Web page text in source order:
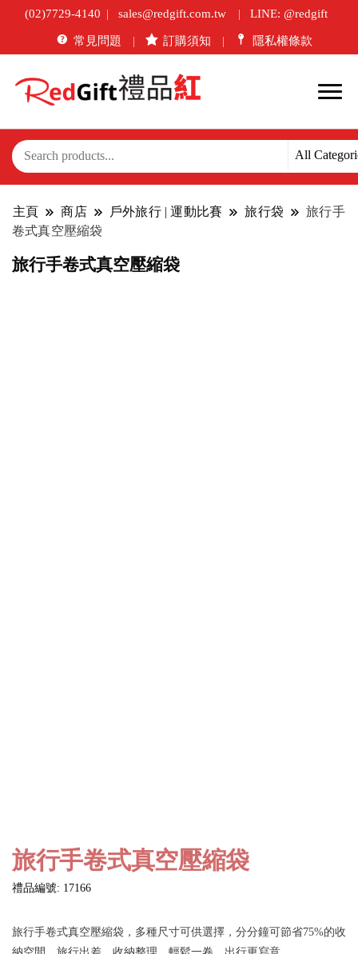
(02)7729-4140 sales@redgift.com.tw LINE: @redgift
常見問題 訂購須知 隱私權條款
主頁 商店 戶外旅行 | 運動比賽 旅行袋
旅行手
卷式真空壓縮袋
旅行手卷式真空壓縮袋
旅行手卷式真空壓縮袋
禮品編號: 17166
旅行手卷式真空壓縮袋，多種尺寸可供選擇，分分鐘可節省75%的收